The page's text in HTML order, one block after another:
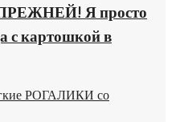
Я просто
с картошкой в
РОГАЛИКИ со